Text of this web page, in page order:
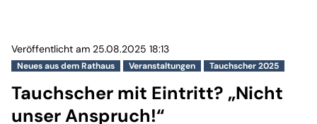
Neues aus dem Rathaus Veranstaltungen Tauchscher 2025
Veröffentlicht am 25.08.2025 18:13
Tauchscher mit Eintritt? „Nicht
unser Anspruch!“